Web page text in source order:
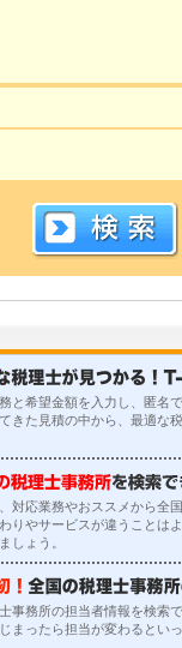
と希望金額を入力し、匿名
きた見積の中から、最適な
対応業務やおススメから全
りやサービスが違うことは
しょう。
事務所の担当者情報を検索
まったら担当が変わるとい